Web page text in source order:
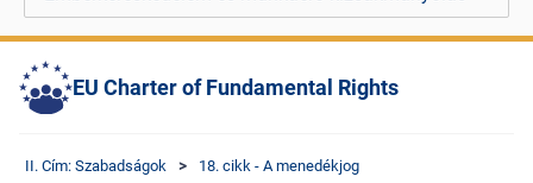
EU Charter of Fundamental Rights
II. Cím: Szabadságok
18. cikk - A menedékjog